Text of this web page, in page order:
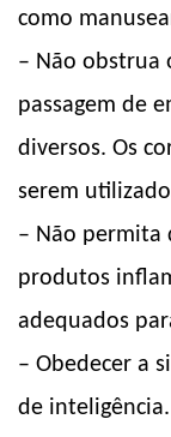
como
– Não obstrua
passagem de
diversos. Os
serem
– Não permita
produtos
adequados
– Obedecer a
de